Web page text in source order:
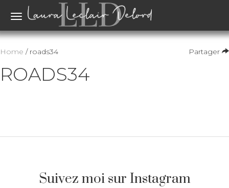
Toggle
Partager
Home / roads34
ROADS34
Suivez moi sur Instagram